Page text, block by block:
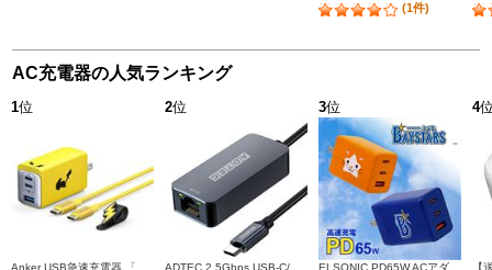
(1件)
AC充電器の人気ランキング
1位 2位 3位 4